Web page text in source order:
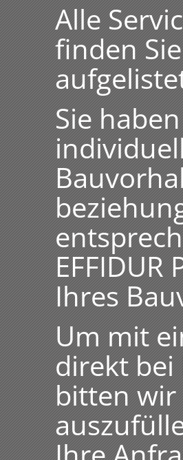
Alle
finden
Sie
Ihres
Um mit
direkt bei
bitten wir